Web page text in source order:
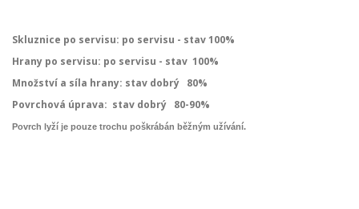
Skluznice po servisu: po servisu - stav 100%
Hrany po servisu: po servisu - stav 100%
Množství a síla hrany: stav dobrý 80%
Povrchová úprava: stav dobrý 80-90%
Povrch lyží je pouze trochu poškrábán běžným užívání.